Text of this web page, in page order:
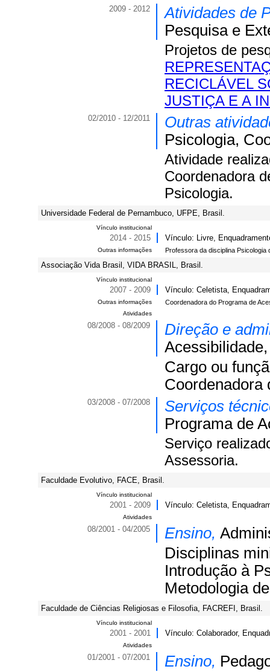
2009 - 2012
Atividades de
Pesquisa e
Projetos de
RECICLÁVEL
JUSTIÇA E A
02/2010 - 12/2011
Outras
Psicologia,
Atividade
Coordenadora
Psicologia.
Universidade Federal de Pernambuco, UFPE, Brasil.
Vínculo institucional
2014 - 2015 Vínculo: Livre,
Outras informações Professora da disciplina Psicologia
Associação Vida Brasil, VIDA BRASIL, Brasil.
Vínculo institucional
2007 - 2009 Vínculo: Celetista,
Outras informações Coordenadora do Programa de
Atividades
08/2008 - 08/2009
Direção e
Cargo ou
Coordenadora
03/2008 - 07/2008
Serviços
Programa de
Serviço
Assessoria.
Faculdade Evolutivo, FACE, Brasil.
Vínculo institucional
2001 - 2009 Vínculo: Celetista,
Atividades
08/2001 - 04/2005 Ensino,
Disciplinas
Introdução à
Metodologia
Faculdade de Ciências Religiosas e Filosofia, FACREFI, Brasil.
Vínculo institucional
2001 - 2001 Vínculo: Colaborador,
Atividades
01/2001 - 07/2001 Ensino,